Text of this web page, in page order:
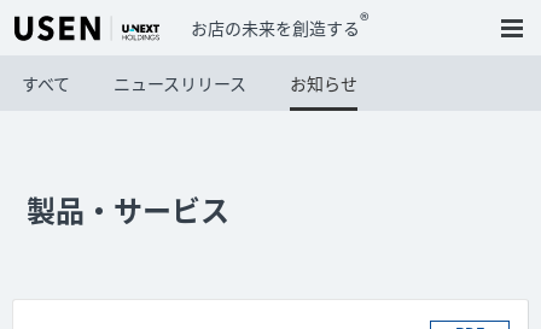
お店の未来を創造する®
すべて ニュースリリース お知らせ
製品・サービス